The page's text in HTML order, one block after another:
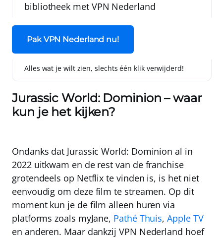
bibliotheek met VPN Nederland
Pak VPN Nederland nu!
Alles wat je wilt zien, slechts één klik verwijderd!
Jurassic World: Dominion – waar
kun je het kijken?
Ondanks dat Jurassic World: Dominion al in
2022 uitkwam en de rest van de franchise
grotendeels op Netflix te vinden is, is het niet
eenvoudig om deze film te streamen. Op dit
moment kun je de film alleen huren via
platforms zoals myJane, Pathé Thuis,Apple TV
en anderen. Maar dankzij VPN Nederland hoef